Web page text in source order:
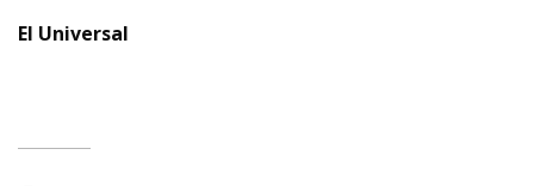
El Universal